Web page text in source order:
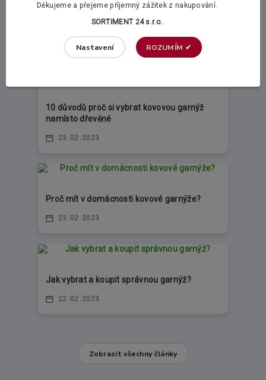
23 02 2023
10 důvodů proč si vybrat kovovou garnýž
namísto dřevěné
23 02 2023
Proč mít v domácnosti kovové garnýže?
22 02 2023
Jak vybrat a koupit správnou garnýž?
Zobrazit všechny články
Děkujeme a přejeme příjemný zážitek z nakupování.
SORTIMENT 24 s.r.o.
Nastavení ROZUMÍM ✔